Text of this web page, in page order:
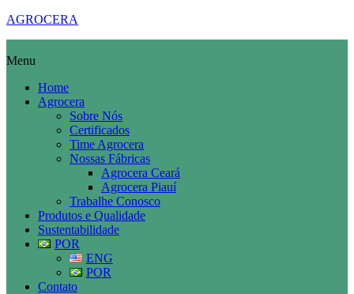
AGROCERA
Menu
Home
Agrocera
Sobre Nós
Certificados
Time Agrocera
Nossas Fábricas
Agrocera Ceará
Agrocera Piauí
Trabalhe Conosco
Produtos e Qualidade
Sustentabilidade
POR
ENG
POR
Contato